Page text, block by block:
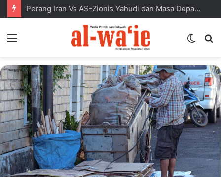
Perang Iran Vs AS-Zionis Yahudi dan Masa Depan Dunia Islam
Switch